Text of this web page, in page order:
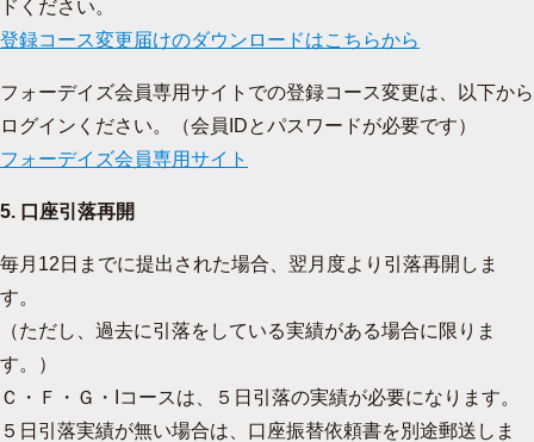
ドください。
登録コース変更届けのダウンロードはこちらから
フォーデイズ会員専用サイトでの登録コース変更は、以下から
ログインください。（会員IDとパスワードが必要です）
フォーデイズ会員専用サイト
5. 口座引落再開
毎月12日までに提出された場合、翌月度より引落再開しま
す。
（ただし、過去に引落をしている実績がある場合に限りま
す。）
Ｃ・Ｆ・Ｇ・Iコースは、５日引落の実績が必要になります。
５日引落実績が無い場合は、口座振替依頼書を別途郵送しま